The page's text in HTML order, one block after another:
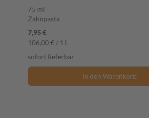
Zahnpasta
75 ml
Zahnpasta
7,95 €
106,00 € / 1 l
sofort lieferbar
In den Warenkorb